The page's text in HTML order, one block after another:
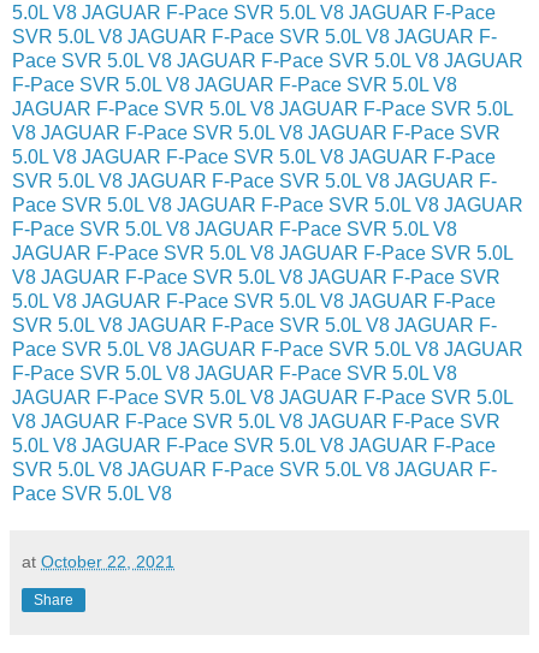
5.0L V8 JAGUAR F-Pace SVR 5.0L V8 JAGUAR F-Pace
SVR 5.0L V8 JAGUAR F-Pace SVR 5.0L V8 JAGUAR F-
Pace SVR 5.0L V8 JAGUAR F-Pace SVR 5.0L V8 JAGUAR
F-Pace SVR 5.0L V8 JAGUAR F-Pace SVR 5.0L V8
JAGUAR F-Pace SVR 5.0L V8 JAGUAR F-Pace SVR 5.0L
V8 JAGUAR F-Pace SVR 5.0L V8 JAGUAR F-Pace SVR
5.0L V8 JAGUAR F-Pace SVR 5.0L V8 JAGUAR F-Pace
SVR 5.0L V8 JAGUAR F-Pace SVR 5.0L V8 JAGUAR F-
Pace SVR 5.0L V8 JAGUAR F-Pace SVR 5.0L V8 JAGUAR
F-Pace SVR 5.0L V8 JAGUAR F-Pace SVR 5.0L V8
JAGUAR F-Pace SVR 5.0L V8 JAGUAR F-Pace SVR 5.0L
V8 JAGUAR F-Pace SVR 5.0L V8 JAGUAR F-Pace SVR
5.0L V8 JAGUAR F-Pace SVR 5.0L V8 JAGUAR F-Pace
SVR 5.0L V8 JAGUAR F-Pace SVR 5.0L V8 JAGUAR F-
Pace SVR 5.0L V8 JAGUAR F-Pace SVR 5.0L V8 JAGUAR
F-Pace SVR 5.0L V8 JAGUAR F-Pace SVR 5.0L V8
JAGUAR F-Pace SVR 5.0L V8 JAGUAR F-Pace SVR 5.0L
V8 JAGUAR F-Pace SVR 5.0L V8 JAGUAR F-Pace SVR
5.0L V8 JAGUAR F-Pace SVR 5.0L V8 JAGUAR F-Pace
SVR 5.0L V8 JAGUAR F-Pace SVR 5.0L V8 JAGUAR F-
Pace SVR 5.0L V8
at October 22, 2021
Share